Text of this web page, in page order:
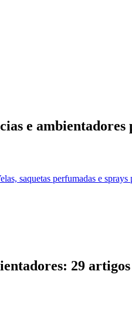
e ambientadores
saquetas perfumadas e sprays
29 artigos